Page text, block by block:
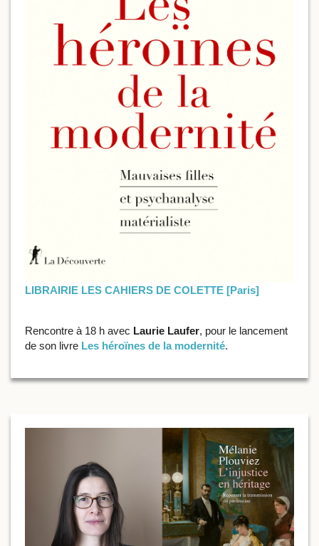
LIBRAIRIE LES CAHIERS DE COLETTE [Paris]
Rencontre à 18 h avec Laurie Laufer, pour le lancement
de son livre Les héroïnes de la modernité.